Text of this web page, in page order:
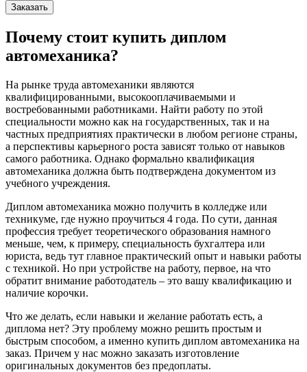
Заказать
Почему стоит купить диплом
автомеханика?
На рынке труда автомеханики являются
квалифицированными, высокооплачиваемыми и
востребованными работниками. Найти работу по этой
специальности можно как на государственных, так и на
частных предприятиях практически в любом регионе страны,
а перспективы карьерного роста зависят только от навыков
самого работника. Однако формально квалификация
автомеханика должна быть подтверждена документом из
учебного учреждения.
Диплом автомеханика можно получить в колледже или
техникуме, где нужно проучиться 4 года. По сути, данная
профессия требует теоретического образования намного
меньше, чем, к примеру, специальность бухгалтера или
юриста, ведь тут главное практический опыт и навыки работы
с техникой. Но при устройстве на работу, первое, на что
обратит внимание работодатель – это вашу квалификацию и
наличие корочки.
Что же делать, если навыки и желание работать есть, а
диплома нет? Эту проблему можно решить простым и
быстрым способом, а именно купить диплом автомеханика на
заказ. Причем у нас можно заказать изготовление
оригинальных документов без предоплаты.